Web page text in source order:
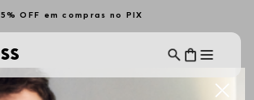
5% OFF em compras no PIX